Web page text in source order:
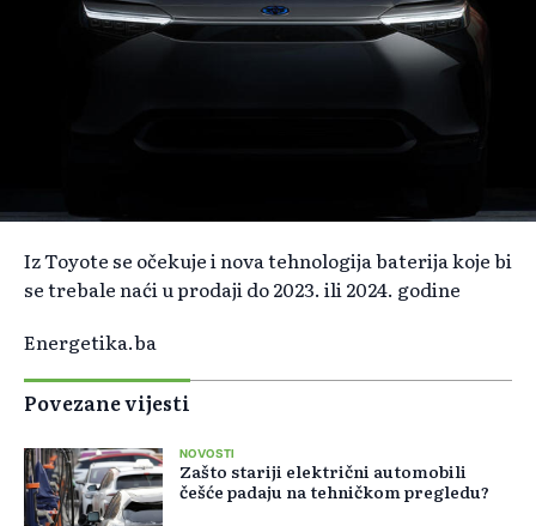
Iz Toyote se očekuje i nova tehnologija baterija koje bi
se trebale naći u prodaji do 2023. ili 2024. godine
Energetika.ba
Povezane vijesti
NOVOSTI
Zašto stariji električni automobili
češće padaju na tehničkom pregledu?